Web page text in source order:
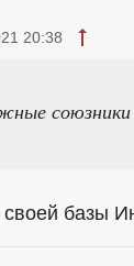
20:38
базы